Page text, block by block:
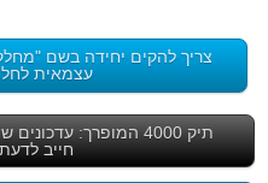
צריך להקים יחידה בשם
עצמאית
תיק 4000 המופרך:
חייב